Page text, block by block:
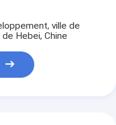
ville de
Hebei, Chine